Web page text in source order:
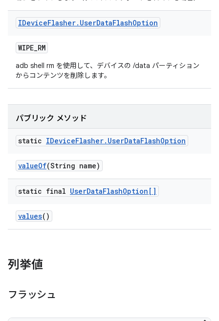
IDeviceFlasher. UserDataFlashOption
WIPE_RM
adb shell rm を使用して、デバイスの /data パーティション
からコンテンツを削除します。
パブリック メソッド
static IDeviceFlasher. UserDataFlashOption
valueOf(String name)
static final UserDataFlashOption[]
values()
列挙値
フラッシュ